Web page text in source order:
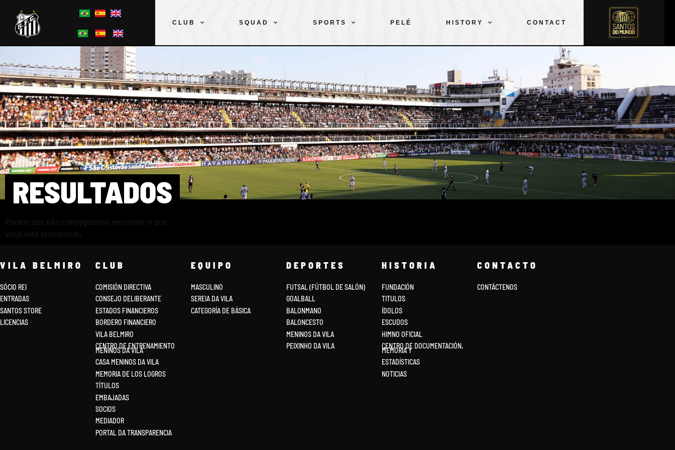
CLUB SQUAD SPORTS PELÉ HISTORY CONTACT
CLUB
CONTACTO
RESULTADOS
Parece que não conseguimos encontrar o que
você está procurando.
VILA BELMIRO
SÓCIO REI
ENTRADAS
SANTOS STORE
LICENCIAS
CLUB
COMISIÓN DIRECTIVA
CONSEJO DELIBERANTE
ESTADOS FINANCIEROS
BORDERO FINANCIERO
VILA BELMIRO
CENTRO DE ENTRENAMIENTO
MENINOS DA VILA
CASA MENINOS DA VILA
MEMORIA DE LOS LOGROS
TÍTULOS
EMBAJADAS
SOCIOS
MEDIADOR
PORTAL DA TRANSPARENCIA
EQUIPO
MASCULINO
SEREIA DA VILA
CATEGORÍA DE BÁSICA
DEPORTES
FUTSAL (FÚTBOL DE SALÓN)
GOALBALL
BALONMANO
BALONCESTO
MENINOS DA VILA
PEIXINHO DA VILA
HISTORIA
FUNDACIÓN
TITULOS
ÍDOLOS
ESCUDOS
HIMNO OFICIAL
CENTRO DE DOCUMENTACIÓN,
MEMORIA Y
ESTADÍSTICAS
NOTICIAS
CONTACTO
CONTÁCTENOS